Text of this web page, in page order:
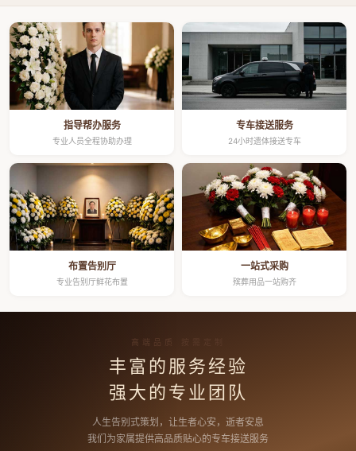
指导帮办服务
专业人员全程协助办理
专车接送服务
24小时遗体接送专车
布置告别厅
专业告别厅鲜花布置
一站式采购
殡葬用品一站购齐
高端品质 按需定制
丰富的服务经验
强大的专业团队
人生告别式策划，让生者心安，逝者安息
我们为家属提供高品质贴心的专车接送服务